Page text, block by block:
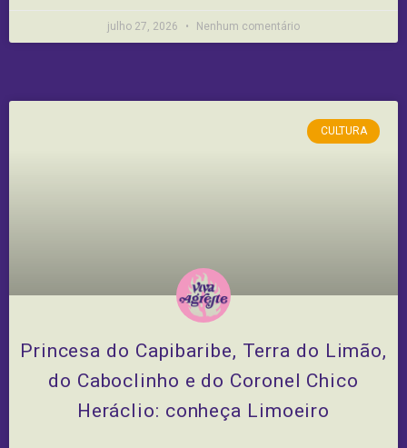
julho 27, 2026 Nenhum comentário
CULTURA
Princesa do Capibaribe, Terra do Limão,
do Caboclinho e do Coronel Chico
Heráclio: conheça Limoeiro